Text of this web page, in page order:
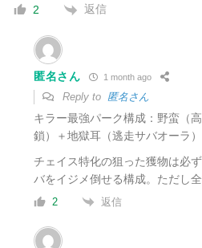
2 返信
匿名さん 1 month ago
Reply to 匿名さん
キラー最強パーク構成：野蛮（
鎖）＋地獄耳（逃走サバオーラ
チェイス特化の狙った獲物は必
バをイジメ倒せる構成。ただし
2 返信